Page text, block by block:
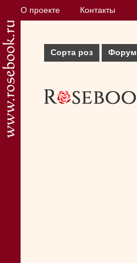
О проекте Контакты
Сорта роз Форум